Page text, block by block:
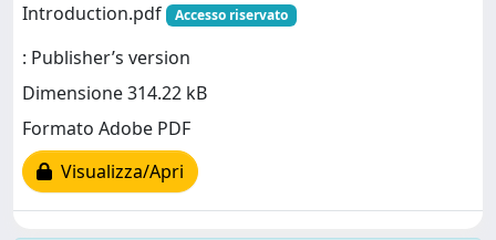
Introduction.pdf
Accesso riservato
: Publisher’s version
Dimensione 314.22 kB
Formato Adobe PDF
Visualizza/Apri